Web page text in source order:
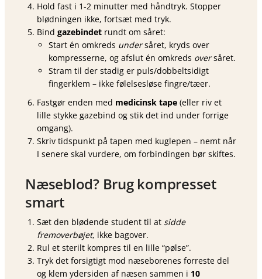
Hold fast i 1-2 minutter med håndtryk. Stopper
blødningen ikke, fortsæt med tryk.
Bind gazebindet rundt om såret:
Start én omkreds undersåret, kryds over
kompresserne, og afslut én omkreds oversåret.
Stram til der stadig er puls/dobbeltsidigt
fingerklem – ikke følelsesløse fingre/tæer.
Fastgør enden med medicinsk tape (eller riv et
lille stykke gazebind og stik det ind under forrige
omgang).
Skriv tidspunkt på tapen med kuglepen – nemt når
I senere skal vurdere, om forbindingen bør skiftes.
Næseblod? Brug kompresset
smart
Sæt den blødende student til at sidde
fremoverbøjet, ikke bagover.
Rul et sterilt kompres til en lille “pølse”.
Tryk det forsigtigt mod næseborenes forreste del
og klem ydersiden af næsen sammen i 10